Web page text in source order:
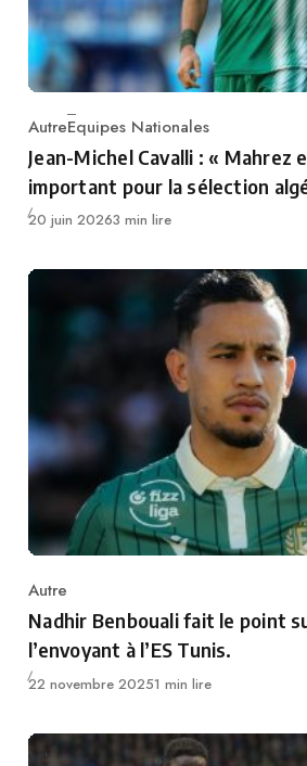
Category
AutreEquipes Nationales
Jean-Michel Cavalli : « Mahrez
important pour la sélection
Publié
20 juin 20263 min lire
Category
Autre
Nadhir Benbouali fait le point
l’envoyant à l’ES Tunis.
Publié
22 novembre 20251 min lire